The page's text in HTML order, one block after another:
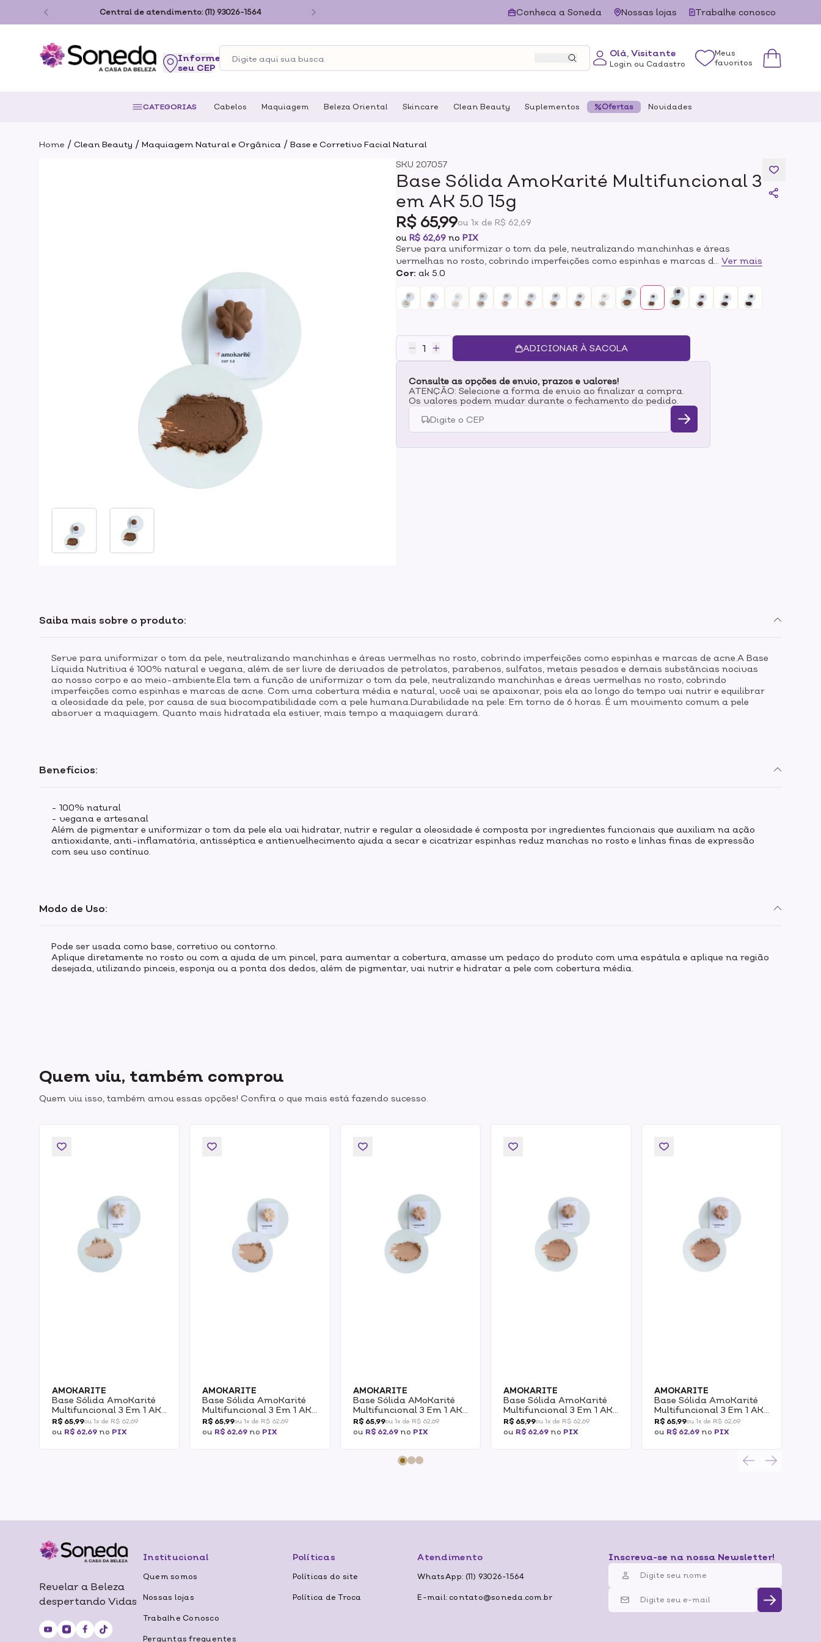
Central de atendimento: (11) 93026-1564 Conheca a Soneda Nossas lojas Trabalhe conosco
seu CEP
Olá, Visitante
Login ou Cadastro
Meus
favoritos
CATEGORIAS Cabelos Maquiagem Beleza Oriental Skincare Clean Beauty Suplementos Ofertas Novidades
Home / Clean Beauty / Maquiagem Natural e Orgânica / Base e Corretivo Facial Natural
SKU207057
Base Sólida AmoKarité Multifuncional 3
em AK 5.0 15g
R$ 65,99ou 1x de R$ 62,69
ouR$ 62,69 noPIX
Serve para uniformizar o tom da pele, neutralizando manchinhas e áreas
vermelhas no rosto, cobrindo imperfeições como espinhas e marcas de acne.A
Base Líquida Nutritiva é 100% natural e vegana, além de ser livre de derivados
de petrolatos, parabenos, sulfatos, metais pesados e demais substâncias
nocivas ao nosso corpo e ao meio-ambiente.Ela tem a função de uniformizar o
tom da pele, neutralizando manchinhas e áreas vermelhas no rosto, cobrindo
natural, você vai se apaixonar, pois ela ao longo do tempo vai nutrir e equilibrar
a oleosidade da pele, por causa de sua biocompatibilidade com a pele
humana.Durabilidade na pele: Em torno de 6 horas. É um movimento comum a
maquiagem durará.
Ver mais
Cor:ak 5.0
ADICIONAR À SACOLA
Consulte as opções de envio, prazos e valores!
ATENÇÃO: Selecione a forma de envio ao finalizar a compra.
Os valores podem mudar durante o fechamento do pedido.
Benefícios:
- 100% natural
- vegana e artesanal
Além de pigmentar e uniformizar o tom da pele ela vai hidratar, nutrir e regular a oleosidade é composta por ingredientes funcionais que auxiliam na ação
antioxidante, anti-inflamatória, antisséptica e antienvelhecimento ajuda a secar e cicatrizar espinhas reduz manchas no rosto e linhas finas de expressão
com seu uso contínuo.
Modo de Uso:
Pode ser usada como base, corretivo ou contorno.
Aplique diretamente no rosto ou com a ajuda de um pincel, para aumentar a cobertura, amasse um pedaço do produto com uma espátula e aplique na região
desejada, utilizando pinceis, esponja ou a ponta dos dedos, além de pigmentar, vai nutrir e hidratar a pele com cobertura média.
Saiba mais sobre o produto:
Serve para uniformizar o tom da pele, neutralizando manchinhas e áreas vermelhas no rosto, cobrindo imperfeições como espinhas e marcas de acne.A Base
Líquida Nutritiva é 100% natural e vegana, além de ser livre de derivados de petrolatos, parabenos, sulfatos, metais pesados e demais substâncias nocivas
ao nosso corpo e ao meio-ambiente.Ela tem a função de uniformizar o tom da pele, neutralizando manchinhas e áreas vermelhas no rosto, cobrindo
imperfeições como espinhas e marcas de acne. Com uma cobertura média e natural, você vai se apaixonar, pois ela ao longo do tempo vai nutrir e equilibrar
a oleosidade da pele, por causa de sua biocompatibilidade com a pele humana.Durabilidade na pele: Em torno de 6 horas. É um movimento comum a pele
absorver a maquiagem. Quanto mais hidratada ela estiver, mais tempo a maquiagem durará.
Quem viu, também comprou
Quem viu isso, também amou essas opções! Confira o que mais está fazendo sucesso.
AMOKARITE
Base Sólida AmoKarité
Multifuncional 3 Em 1 AK
0.5 15g
R$ 65,99ou 1x de R$ 62,69
ou R$ 62,69 no PIX
AMOKARITE
Base Sólida AmoKarité
Multifuncional 3 Em 1 AK
1.0 15g
R$ 65,99ou 1x de R$ 62,69
ou R$ 62,69 no PIX
AMOKARITE
Base Sólida AMoKarité
Multifuncional 3 Em 1 AK
2.0 15g
R$ 65,99ou 1x de R$ 62,69
ou R$ 62,69no PIX
AMOKARITE
Base Sólida AmoKarité
Multifuncional 3 Em 1 AK
2.5 15g
R$ 65,99ou 1x de R$ 62,69
ou R$ 62,69 no PIX
AMOKARITE
Base Sólida AmoKarité
Multifuncional 3 Em 1 AK
3.0 15g
R$ 65,99ou 1x de R$ 62,69
ou R$ 62,69no PIX
Revelar a Beleza
despertando Vidas
Institucional
Quem somos
Nossas lojas
Trabalhe Conosco
Perguntas frequentes
Políticas
Políticas do site
Política de Troca
Atendimento
WhatsApp: (11) 93026-1564
E-mail: contato@soneda.com.br
Inscreva-se na nossa Newsletter!